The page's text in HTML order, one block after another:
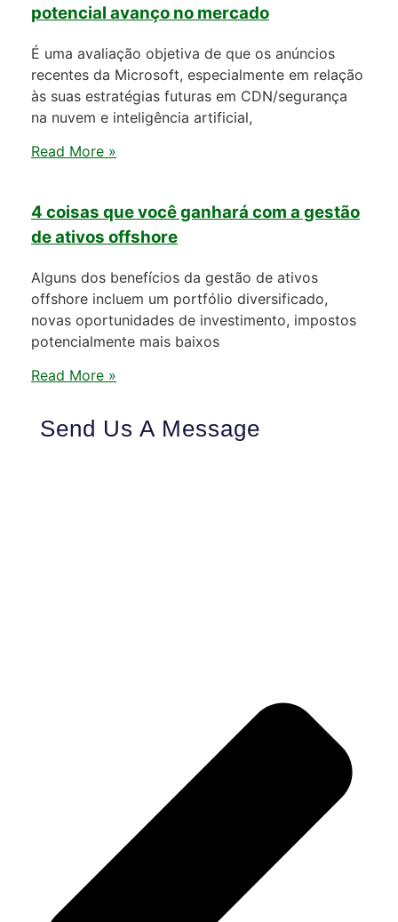
potencial avanço no mercado
É uma avaliação objetiva de que os anúncios
recentes da Microsoft, especialmente em relação
às suas estratégias futuras em CDN/segurança
na nuvem e inteligência artificial,
Read More »
4 coisas que você ganhará com a gestão
de ativos offshore
Alguns dos benefícios da gestão de ativos
offshore incluem um portfólio diversificado,
novas oportunidades de investimento, impostos
potencialmente mais baixos
Read More »
Send Us A Message